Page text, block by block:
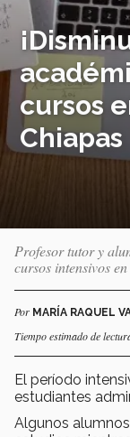
cursos
Chiapas
Profesor tutor y
cursos intensivos
Por MARÍA RAQUEL
Tiempo estimado de
El período
estudiantes
Algunos